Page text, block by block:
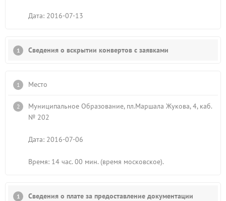
Дата: 2016-07-13
Сведения о вскрытии конвертов с заявками
Место
Муниципальное Образование, пл.Маршала Жукова, 4, каб.
№ 202
Дата: 2016-07-06
Время: 14 час. 00 мин. (время московское).
Сведения о плате за предоставление документации